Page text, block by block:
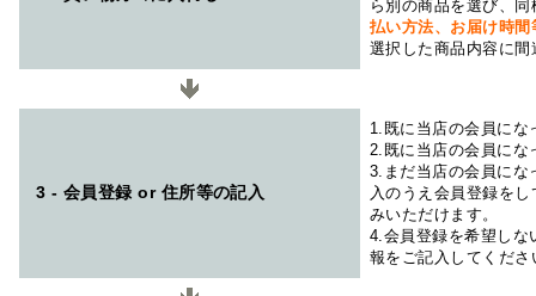
ら別の商品を選び、
払い方法、お届け時
選択した商品内容に
3 - 会員登録 or 住所等の記入
1.既に当店の会員にな
2.既に当店の会員にな
3.まだ当店の会員にな
入のうえ会員登録を
みいただけます。
4.会員登録を希望しな
報をご記入してくださ